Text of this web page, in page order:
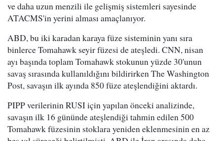
ve daha uzun menzili ile gelişmiş sistemleri sayesinde
ATACMS'in yerini alması amaçlanıyor.
ABD, bu iki karadan karaya füze sisteminin yanı sıra
binlerce Tomahawk seyir füzesi de ateşledi. CNN, nisan
ayı başında toplam Tomahawk stokunun yüzde 30'unun
savaş sırasında kullanıldığını bildirirken The Washington
Post, savaşın ilk ayında 850 füze ateşlendiğini aktardı.
PIPP verilerinin RUSI için yapılan önceki analizinde,
savaşın ilk 16 gününde ateşlendiği tahmin edilen 500
Tomahawk füzesinin stoklara yeniden eklenmesinin en az